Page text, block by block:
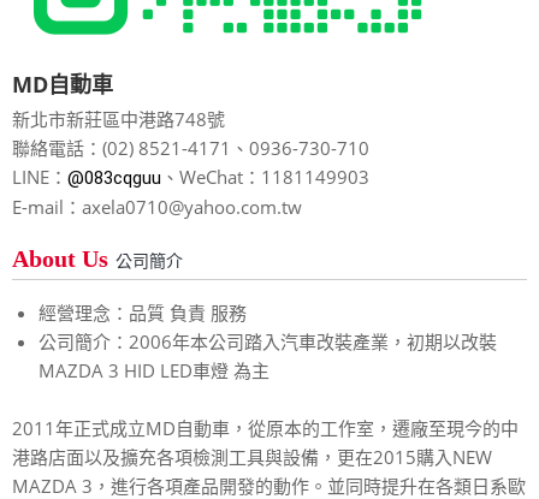
MD自動車
新北市新莊區中港路748號
聯絡電話：(02) 8521-4171、0936-730-710
LINE： @083cqguu 、WeChat：1181149903
E-mail：axela0710@yahoo.com.tw
About Us 公司簡介
經營理念：品質 負責 服務
公司簡介：2006年本公司踏入汽車改裝產業，初期以改裝
MAZDA 3 HID LED車燈 為主
2011年正式成立MD自動車，從原本的工作室，遷廠至現今的中
港路店面以及擴充各項檢測工具與設備，更在2015購入NEW
MAZDA 3，進行各項產品開發的動作。並同時提升在各類日系歐